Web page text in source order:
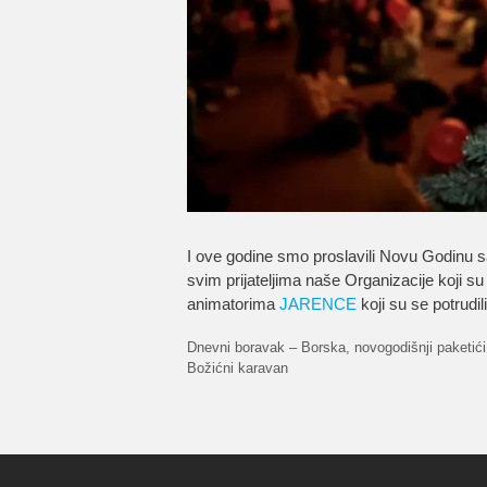
I ove godine smo proslavili Novu Godinu
svim prijateljima naše Organizacije koji
animatorima JARENCE koji su se
Dnevni boravak – Borska, novogodišnji paketići
Božićni karavan